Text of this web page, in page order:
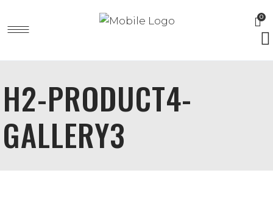
0
H2-PRODUCT4-
GALLERY3